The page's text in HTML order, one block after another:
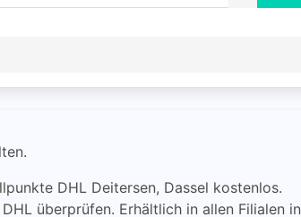
DHL Deitersen, Dassel kostenlos.
überprüfen. Erhältlich in allen Filialen in